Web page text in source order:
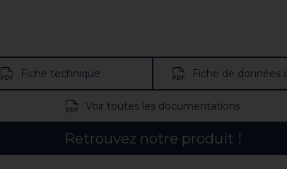
Fiche technique Fiche de données
Voir toutes les documentations
Retrouvez notre produit !